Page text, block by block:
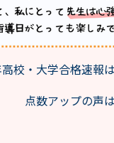
校・大学合格速報
点数アップの声